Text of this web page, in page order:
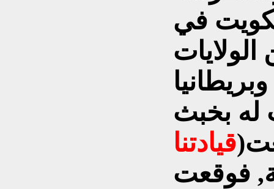
في
له بخبث
قيادتنا
فوقعت